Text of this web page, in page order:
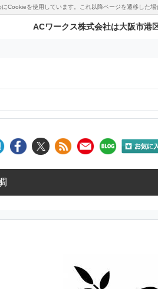
Cookieを使用しています。これ以降ページを遷移した
ACワークス株式会社は大阪市港